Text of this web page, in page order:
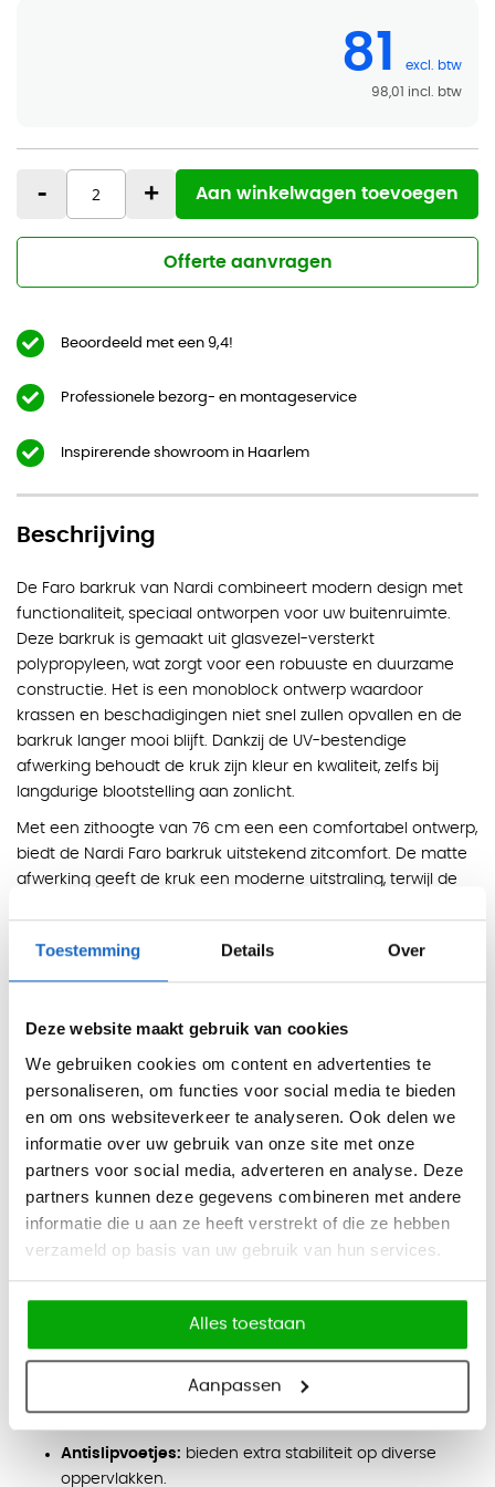
Toestemming Details Over
Deze website maakt gebruik van cookies
We gebruiken cookies om content en advertenties te
personaliseren, om functies voor social media te bieden
en om ons websiteverkeer te analyseren. Ook delen we
informatie over uw gebruik van onze site met onze
partners voor social media, adverteren en analyse. Deze
partners kunnen deze gegevens combineren met andere
informatie die u aan ze heeft verstrekt of die ze hebben
verzameld op basis van uw gebruik van hun services.
Alles toestaan
Aanpassen
81
98,01
- + Aan winkelwagen toevoegen
Offerte aanvragen
Beoordeeld met een 9,4!
Professionele bezorg- en montageservice
Inspirerende showroom in Haarlem
Beschrijving
De Faro barkruk van Nardi combineert modern design met
functionaliteit, speciaal ontworpen voor uw buitenruimte.
Deze barkruk is gemaakt uit glasvezel-versterkt
polypropyleen, wat zorgt voor een robuuste en duurzame
constructie. Het is een monoblock ontwerp waardoor
krassen en beschadigingen niet snel zullen opvallen en de
barkruk langer mooi blijft. Dankzij de UV-bestendige
afwerking behoudt de kruk zijn kleur en kwaliteit, zelfs bij
langdurige blootstelling aan zonlicht.
Met een zithoogte van 76 cm een een comfortabel ontwerp,
biedt de Nardi Faro barkruk uitstekend zitcomfort. De matte
afwerking geeft de kruk een moderne uitstraling, terwijl de
gemakkelijk schoon kunt houden, ideaal voor zowel privé-
als zakelijke buitenruimtes. Verkrijgbaar in verschillende
kleuren, kunt u de Faro barkruk afstemmen op uw
persoonlijke stijl en de sfeer van uw buitenomgeving.
Belangrijke kenmerken:
gemaakt van glasvezel-
versterkt polypropyleen met UV-bestendige afwerking
voor weerbestendigheid.
Stapelbaar en lichtgewicht:eenvoudig te verplaatsen
en op te bergen.
Onderhoudsvriendelijk:makkelijk schoon te maken
en te onderhouden.
Antislipvoetjes: bieden extra stabiliteit op diverse
oppervlakken.